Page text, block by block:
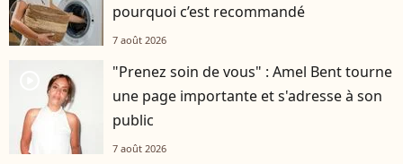
pourquoi c’est recommandé
7 août 2026
"Prenez soin de vous" : Amel Bent tourne
une page importante et s'adresse à son
public
7 août 2026